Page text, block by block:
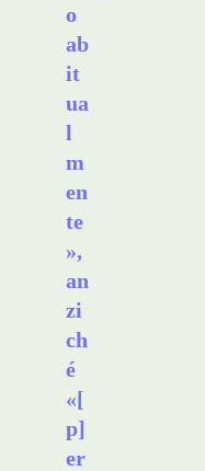
o
ab
it
ua
l
m
en
te
»,
an
zi
ch
é
«[
p]
er